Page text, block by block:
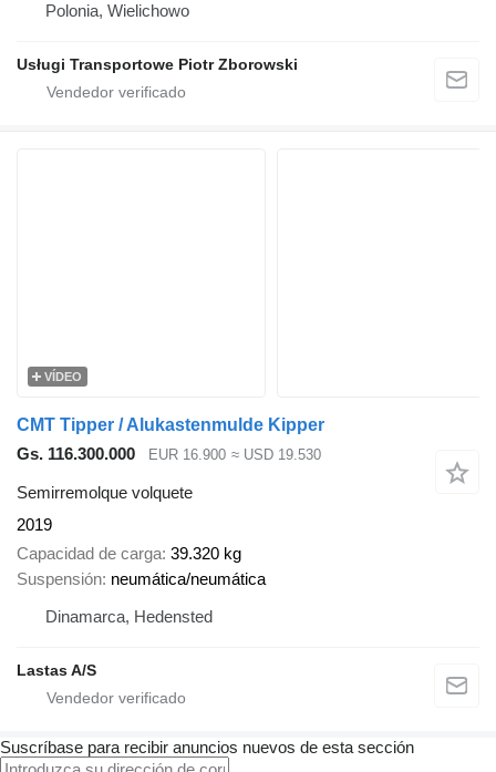
Polonia, Wielichowo
Usługi Transportowe Piotr Zborowski
VÍDEO
CMT Tipper / Alukastenmulde Kipper
Gs. 116.300.000
EUR 16.900 ≈ USD 19.530
Semirremolque volquete
2019
Capacidad de carga 39.320 kg
Suspensión neumática/neumática
Dinamarca, Hedensted
Lastas A/S
Suscríbase para recibir anuncios nuevos de esta sección